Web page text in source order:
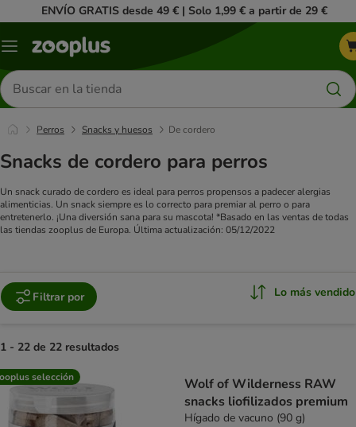
ENVÍO GRATIS desde 49 € | Solo 1,99 € a partir de 29 €
Menú
Buscar
productos
Perros Snacks y huesos De cordero
Snacks de cordero para perros
Un snack curado de cordero es ideal para perros propensos a padecer alergias
alimenticias. Un snack siempre es lo correcto para premiar al perro o para
entretenerlo. ¡Una diversión sana para su mascota! *Basado en las ventas de todas
las tiendas zooplus de Europa. Última actualización: 05/12/2022
Filtrar por Lo más vendido
1 - 22 de 22 resultados
product items have been changed
selección
Wolf of Wilderness RAW
snacks liofilizados premium
Hígado de vacuno (90 g)